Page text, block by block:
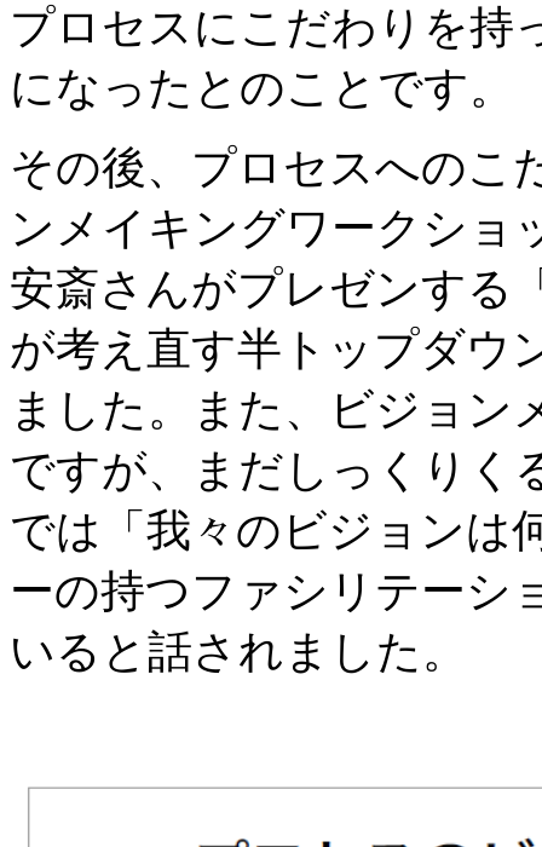
プロセスにこだわりを持
になったとのことです。
その後、プロセスへのこ
ンメイキングワークショ
安斎さんがプレゼンする
が考え直す半トップダウ
ました。また、ビジョン
ですが、まだしっくりく
では「我々のビジョンは
ーの持つファシリテーシ
いると話されました。